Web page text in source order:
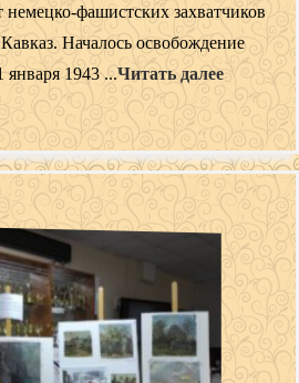
немецко-фашистских захватчиков
Началось освобождение
января 1943 ...Читать далее